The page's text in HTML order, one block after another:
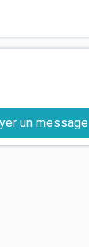
un message